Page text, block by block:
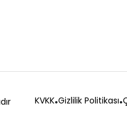
KVKK Gizlilik Politikası